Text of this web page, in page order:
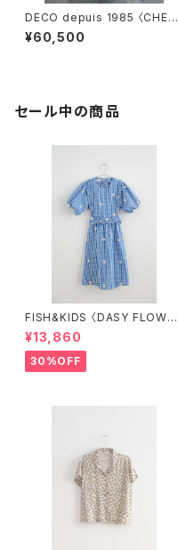
DECO depuis 1985 〈CHEC
K JQ JUMPER〉
¥60,500
セール中の商品
FISH&KIDS 〈DASY FLOWER
S DRESS〉
¥13,860
30%OFF